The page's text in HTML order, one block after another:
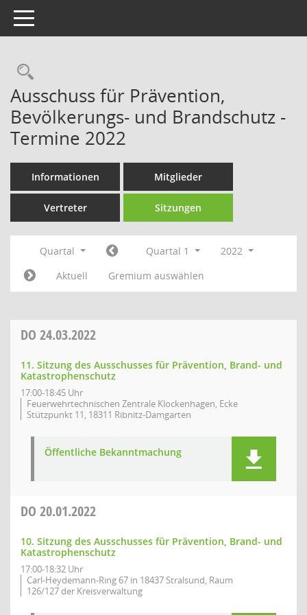
Toggle navigation
Rechercheauswahl
Ausschuss für Prävention,
Bevölkerungs- und Brandschutz -
Termine 2022
Informationen Mitglieder
Vertreter Sitzungen
Quartal Quartal 1
2022
Aktuell
Gremium auswählen
DO 24.03.2022
11. Sitzung des Ausschusses für Prävention, Brand- und
Katastrophenschutz
17:00-18:45 Uhr
Feuerwehrtechnischen Zentrale Klockenhagen, Ecke
Stützpunkt 11, 18311 Ribnitz-Damgarten
Öffentliche Bekanntmachung
DO 20.01.2022
10. Sitzung des Ausschusses für Prävention, Brand- und
Katastrophenschutz
17:00-18:32 Uhr
Carl-Heydemann-Ring 67 in 18437 Stralsund, Raum
126/127 der Kreisverwaltung